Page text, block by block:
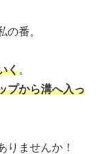
の番。
く。
プから溝へ入っ
りませんか！